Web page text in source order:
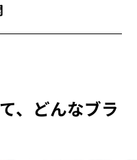
、どんなブラ